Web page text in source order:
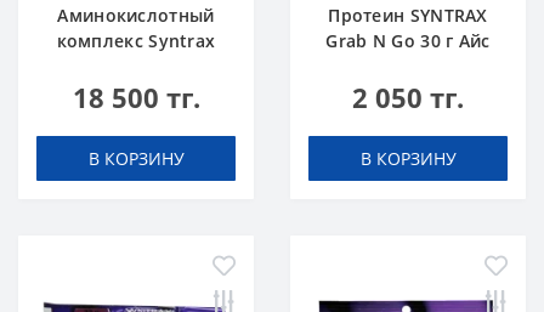
Аминокислотный
комплекс Syntrax
18 500 тг.
В КОРЗИНУ
Протеин SYNTRAX
Grab N Go 30 г Айс
2 050 тг.
В КОРЗИНУ